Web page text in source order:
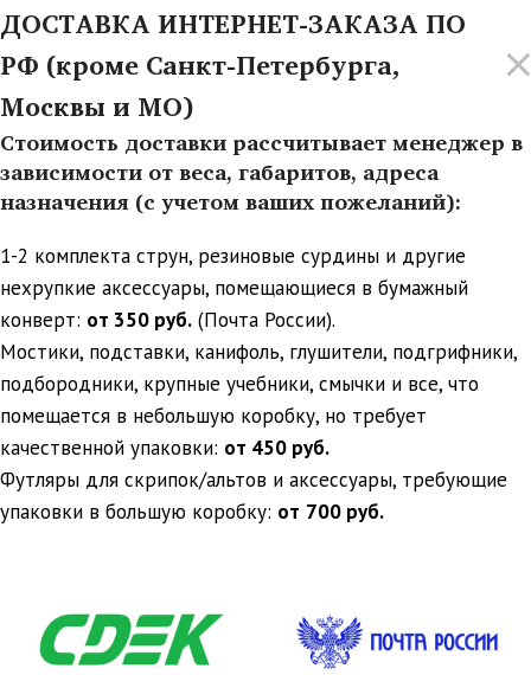
ДОСТАВКА ИНТЕРНЕТ-ЗАКАЗА ПО
РФ (кроме Санкт-Петербурга,
Москвы и МО)
Стоимость доставки рассчитывает менеджер в
зависимости от веса, габаритов, адреса
назначения (с учетом ваших пожеланий):
1-2 комплекта струн, резиновые сурдины и другие
нехрупкие аксессуары, помещающиеся в бумажный
конверт: от 350 руб. (Почта России).
Мостики, подставки, канифоль, глушители, подгрифники,
подбородники, крупные учебники, смычки и все, что
помещается в небольшую коробку, но требует
качественной упаковки: от 450 руб.
Футляры для скрипок/альтов и аксессуары, требующие
упаковки в большую коробку: от 700 руб.